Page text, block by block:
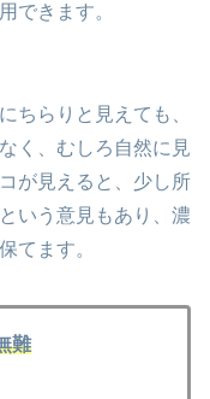
できます。
ちらりと見えても、
く、むしろ自然に見
が見えると、少し所
いう意見もあり、濃
てます。
難